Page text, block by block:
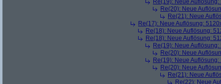
Re(19): Neue
Re(20): Neue
Re(21): Neue
Re(17): Neue Auflösung:
Re(18): Neue Auflösung:
Re(18): Neue Auflösung:
Re(19): Neue
Re(20): Neue
Re(19): Neue
Re(20): Neue
Re(21): Neue
Re(22): Neue